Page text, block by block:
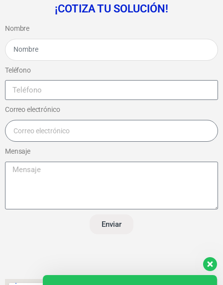
¡COTIZA TU SOLUCIÓN!
Nombre
Teléfono
Correo electrónico
Mensaje
Enviar